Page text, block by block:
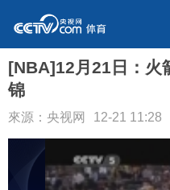
[NBA]12月21日：火
锦
來源：央视网 12-21 11:28